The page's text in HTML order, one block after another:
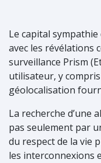
Le capital
avec les révélations
surveillance Prism
utilisateur, y
géolocalisation
La recherche d’une
pas seulement par
du respect de la vie
les interconnexions